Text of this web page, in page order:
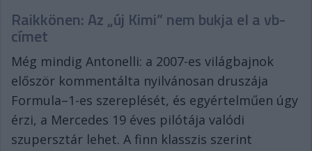
Raikkönen: Az „új Kimi” nem bukja el a vb-
címet
Még mindig Antonelli: a 2007-es világbajnok
először kommentálta nyilvánosan druszája
Formula–1-es szereplését, és egyértelműen úgy
érzi, a Mercedes 19 éves pilótája valódi
szupersztár lehet. A finn klasszis szerint